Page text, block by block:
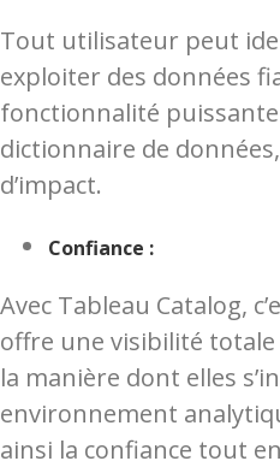
Tout utilisateur peut
exploiter des données
fonctionnalité
dictionnaire de
d’impact.
Confiance :
Avec Tableau Catalog,
offre une visibilité
la manière dont elles
environnement
ainsi la confiance tout